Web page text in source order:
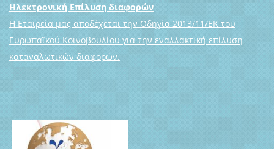
Ηλεκτρονική Επίλυση διαφορών
Η Εταιρεία μας αποδέχεται την Οδηγία 2013/11/ΕΚ του
Ευρωπαϊκού Κοινοβουλίου για την εναλλακτική επίλυση
καταναλωτικών διαφορών.